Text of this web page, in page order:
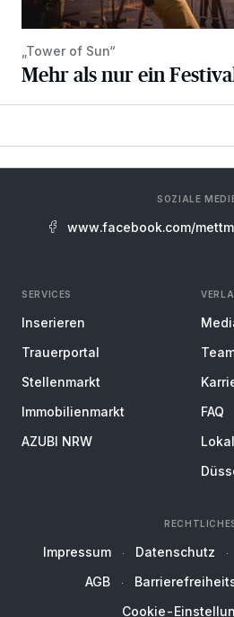
„Tower of Sun“
Mehr als nur ein
SOZIALE
www.facebook.com/
SERVICES
Inserieren
Trauerportal
Stellenmarkt
Immobilienmarkt
AZUBI NRW
FAQ
Impressum Datenschutz
AGB
Cookie-